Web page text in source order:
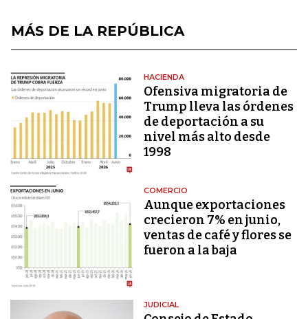
MÁS DE LA REPÚBLICA
HACIENDA
Ofensiva migratoria de
Trump lleva las órdenes
de deportación a su
nivel más alto desde
1998
COMERCIO
Aunque exportaciones
crecieron 7% en junio,
ventas de café y flores se
fueron a la baja
JUDICIAL